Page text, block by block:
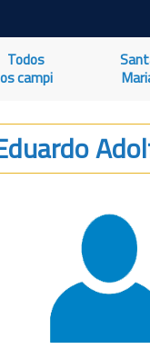
Todos
os campi